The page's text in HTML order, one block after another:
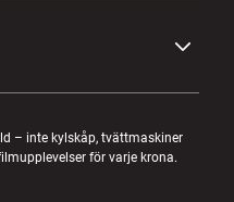
– inte kylskåp, tvättmaskiner
för varje krona.